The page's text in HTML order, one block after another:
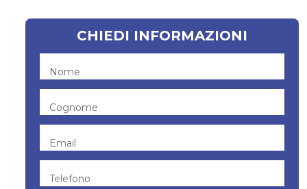
CHIEDI INFORMAZIONI
Nome
Cognome
Email
Telefono